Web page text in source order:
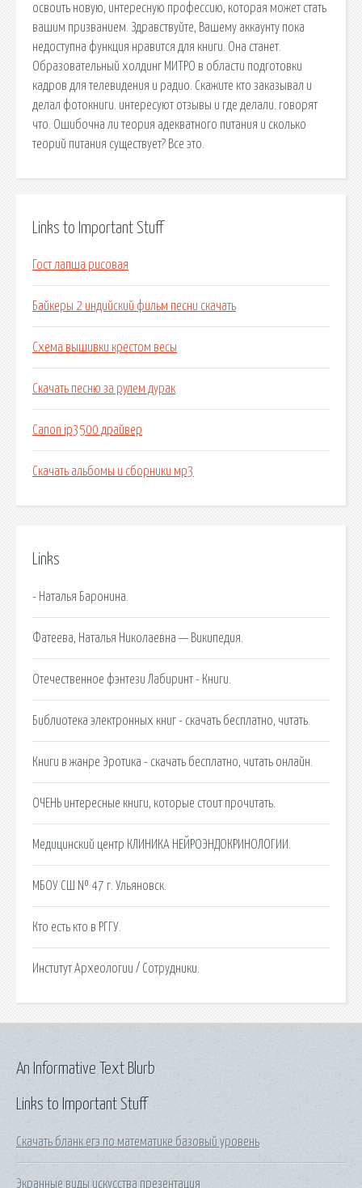
освоить новую, интересную профессию, которая может стать
вашим призванием. Здравствуйте, Вашему аккаунту пока
недоступна функция нравится для книги. Она станет.
Образовательный холдинг МИТРО в области подготовки
кадров для телевидения и радио. Скажите кто заказывал и
делал фотокниги. интересуют отзывы и где делали. говорят
что. Ошибочна ли теория адекватного питания и сколько
теорий питания существует? Все это.
Links to Important Stuff
Гост лапша рисовая
Байкеры 2 индийский фильм песни скачать
Схема вышивки крестом весы
Скачать песню за рулем дурак
Canon ip3500 драйвер
Скачать альбомы и сборники мр3
Links
- Наталья Баронина.
Фатеева, Наталья Николаевна — Википедия.
Отечественное фэнтези Лабиринт - Книги.
Библиотека электронных книг - скачать бесплатно, читать.
Книги в жанре Эротика - скачать бесплатно, читать онлайн.
ОЧЕНЬ интересные книги, которые стоит прочитать.
Медицинский центр КЛИНИКА НЕЙРОЭНДОКРИНОЛОГИИ.
МБОУ СШ № 47 г. Ульяновск.
Кто есть кто в РГГУ.
Институт Археологии / Сотрудники.
Links to Important Stuff
Скачать бланк егэ по математике базовый уровень
Экранные виды искусства презентация
An Informative Text Blurb